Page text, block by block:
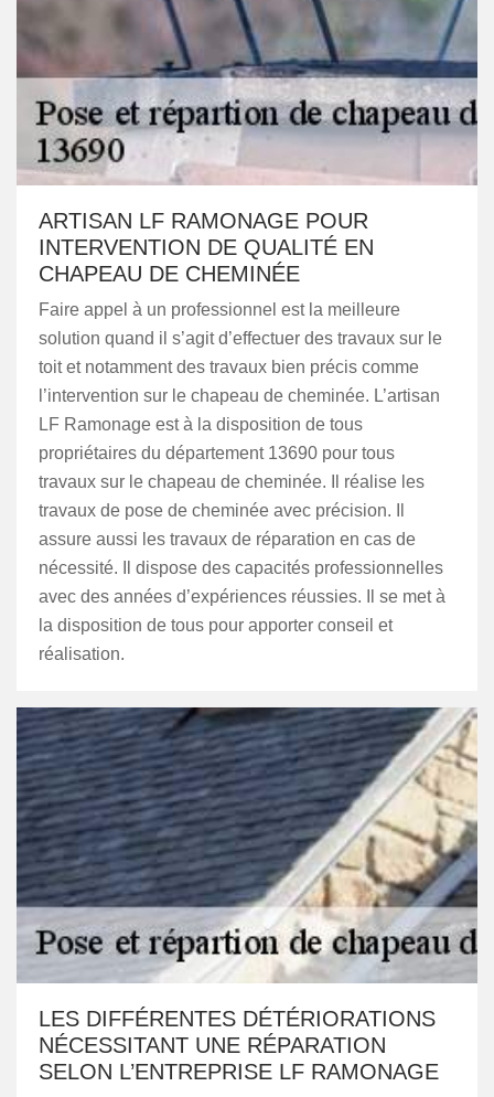
ARTISAN LF RAMONAGE POUR
INTERVENTION DE QUALITÉ EN
CHAPEAU DE CHEMINÉE
Faire appel à un professionnel est la meilleure
solution quand il s’agit d’effectuer des travaux sur le
toit et notamment des travaux bien précis comme
l’intervention sur le chapeau de cheminée. L’artisan
LF Ramonage est à la disposition de tous
propriétaires du département 13690 pour tous
travaux sur le chapeau de cheminée. Il réalise les
travaux de pose de cheminée avec précision. Il
assure aussi les travaux de réparation en cas de
nécessité. Il dispose des capacités professionnelles
avec des années d’expériences réussies. Il se met à
la disposition de tous pour apporter conseil et
réalisation.
LES DIFFÉRENTES DÉTÉRIORATIONS
NÉCESSITANT UNE RÉPARATION
SELON L’ENTREPRISE LF RAMONAGE